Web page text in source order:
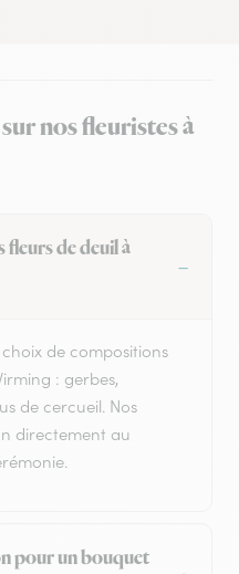
nos fleuristes à
de deuil à
de compositions
: gerbes,
de cercueil. Nos
directement au
pour un bouquet